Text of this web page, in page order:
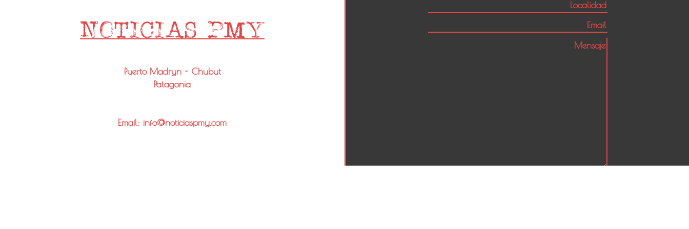
Puerto Madryn - Chubut
Patagonia
Email: info@noticiaspmy.com